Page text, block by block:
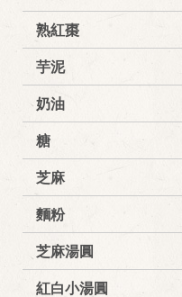
熟紅棗
芋泥
奶油
糖
芝麻
麵粉
芝麻湯圓
紅白小湯圓